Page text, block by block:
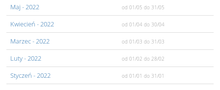
Maj - 2022 od 01/05 do 31/05
Kwiecień - 2022 od 01/04 do 30/04
Marzec- 2022 od 01/03 do 31/03
Luty- 2022 od 01/02 do 28/02
Styczeń - 2022 od 01/01 do 31/01